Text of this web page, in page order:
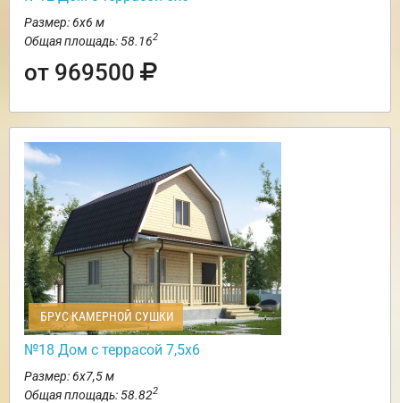
Размер: 6х6 м
Общая площадь: 58.162
от 969500
БРУС КАМЕРНОЙ СУШКИ
№18 Дом с террасой 7,5х6
Размер: 6х7,5 м
Общая площадь: 58.822